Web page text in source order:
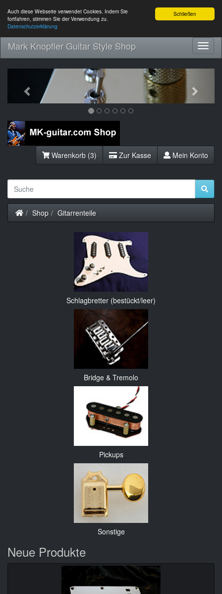
Schließen
Auch diese Webseite verwendet Cookies. Indem Sie
fortfahren, stimmen Sie der Verwendung zu.
Datenschutzerklärung
Mark Knopfler Guitar Style Shop
Previous
Warenkorb (3) Zur Kasse Mein Konto
Startseite
Shop Gitarrenteile
Schlagbretter (bestückt/leer)
Bridge & Tremolo
Pickups
Sonstige
Neue Produkte